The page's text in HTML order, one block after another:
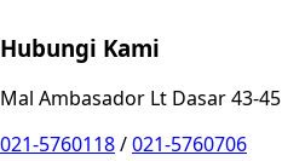
Hubungi Kami
Mal Ambasador Lt Dasar 43-45
021-5760118/021-5760706